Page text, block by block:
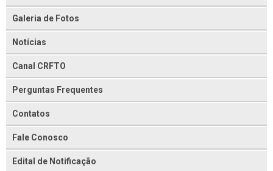
Galeria de Fotos
Notícias
Canal CRFTO
Perguntas Frequentes
Contatos
Fale Conosco
Edital de Notificação